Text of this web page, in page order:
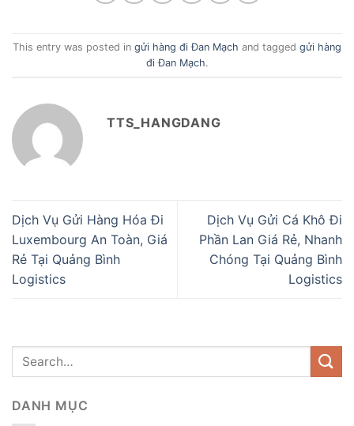
This entry was posted in gửi hàng đi Đan Mạch and tagged gửi hàng
đi Đan Mạch.
TTS_HANGDANG
Dịch Vụ Gửi Hàng Hóa Đi
Luxembourg An Toàn, Giá
Rẻ Tại Quảng Bình
Logistics
Dịch Vụ Gửi Cá Khô Đi
Phần Lan Giá Rẻ, Nhanh
Chóng Tại Quảng Bình
Logistics
DANH MỤC